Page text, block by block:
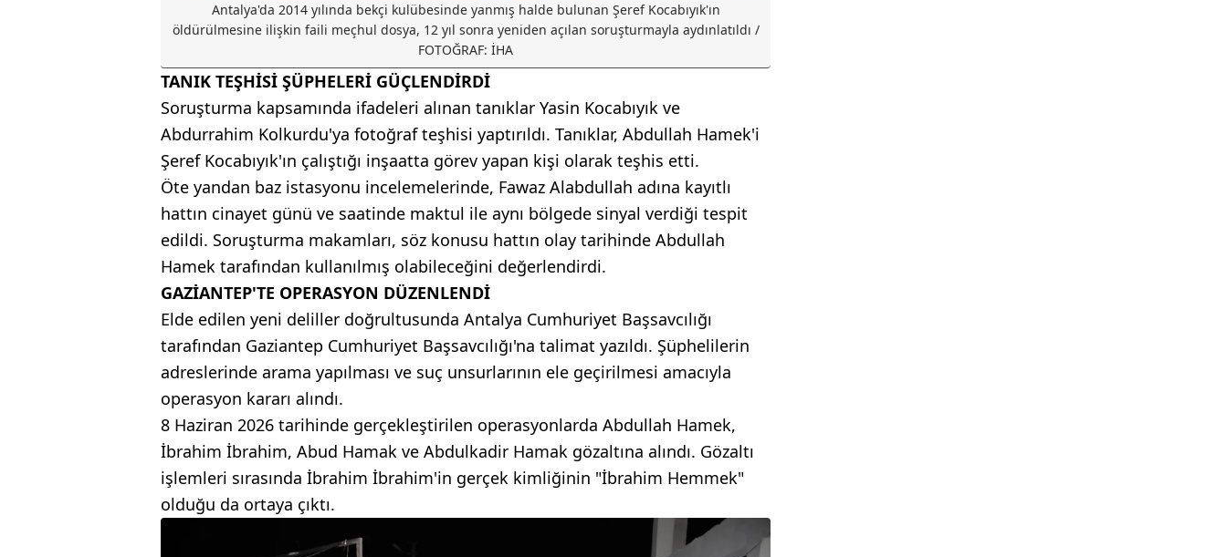
Antalya'da 2014 yılında bekçi kulübesinde yanmış halde bulunan Şeref Kocabıyık'ın
öldürülmesine ilişkin faili meçhul dosya, 12 yıl sonra yeniden açılan soruşturmayla aydınlatıldı /
FOTOĞRAF: İHA
TANIK TEŞHİSİ ŞÜPHELERİ GÜÇLENDİRDİ
Soruşturma kapsamında ifadeleri alınan tanıklar Yasin Kocabıyık ve
Abdurrahim Kolkurdu'ya fotoğraf teşhisi yaptırıldı. Tanıklar, Abdullah Hamek'i
Şeref Kocabıyık'ın çalıştığı inşaatta görev yapan kişi olarak teşhis etti.
Öte yandan baz istasyonu incelemelerinde, Fawaz Alabdullah adına kayıtlı
hattın cinayet günü ve saatinde maktul ile aynı bölgede sinyal verdiği tespit
edildi. Soruşturma makamları, söz konusu hattın olay tarihinde Abdullah
Hamek tarafından kullanılmış olabileceğini değerlendirdi.
GAZİANTEP'TE OPERASYON DÜZENLENDİ
Elde edilen yeni deliller doğrultusunda Antalya Cumhuriyet Başsavcılığı
tarafından Gaziantep Cumhuriyet Başsavcılığı'na talimat yazıldı. Şüphelilerin
adreslerinde arama yapılması ve suç unsurlarının ele geçirilmesi amacıyla
operasyon kararı alındı.
8 Haziran 2026 tarihinde gerçekleştirilen operasyonlarda Abdullah Hamek,
İbrahim İbrahim, Abud Hamak ve Abdulkadir Hamak gözaltına alındı. Gözaltı
işlemleri sırasında İbrahim İbrahim'in gerçek kimliğinin "İbrahim Hemmek"
olduğu da ortaya çıktı.